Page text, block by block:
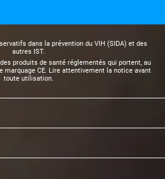
dans la prévention du VIH (SIDA) et des
autres IST.
produits de santé réglementés qui portent, au
CE. Lire attentivement la notice avant
toute utilisation.